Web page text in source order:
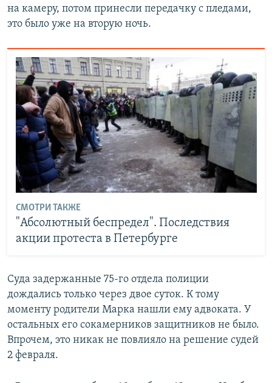
на камеру, потом принесли передачку с пледами,
это было уже на вторую ночь.
СМОТРИ ТАКЖЕ
"Абсолютный беспредел". Последствия
акции протеста в Петербурге
Суда задержанные 75-го отдела полиции
дождались только через двое суток. К тому
моменту родители Марка нашли ему адвоката. У
остальных его сокамерников защитников не было.
Впрочем, это никак не повлияло на решение судей
2 февраля.